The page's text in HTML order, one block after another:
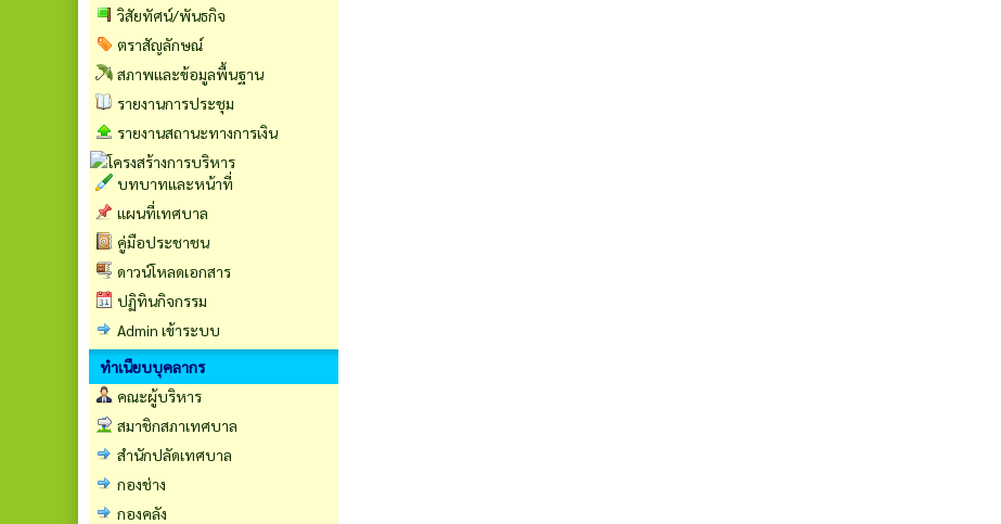
วิสัยทัศน์/พันธกิจ
ตราสัญลักษณ์
สภาพและข้อมูลพื้นฐาน
รายงานการประชุม
รายงานสถานะทางการเงิน
บทบาทและหน้าที่
แผนที่เทศบาล
คู่มือประชาชน
ดาวน์โหลดเอกสาร
ปฏิทินกิจกรรม
Admin เข้าระบบ
ทำเนียบบุคลากร
คณะผู้บริหาร
สมาชิกสภาเทศบาล
สำนักปลัดเทศบาล
กองช่าง
กองคลัง